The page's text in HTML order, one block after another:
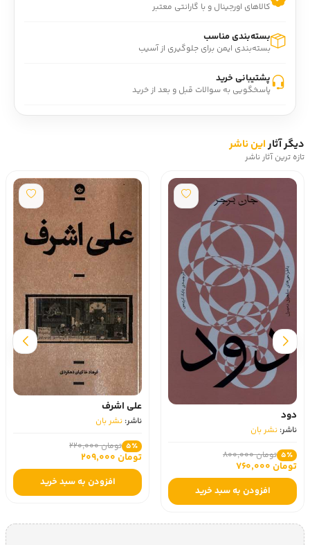
رمان نامه‌ي سرمدي با همکاري نشر آگاه و نشرِ بان منتشر شده
منتقد ادبي ايراني.
رتبه گودريدز: 3 از 5.
کالاهای اورجینال و با گارانتی معتبر
بسته‌بندی مناسب
بسته‌بندی ایمن برای جلوگیری از آسیب
پشتیبانی خرید
پاسخگویی به سوالات قبل و بعد از خرید
دیگر آثاراین ناشر
تازه ترین آثار ناشر
دود
ناشر: نشر بان
5٪ تومان 800,000
تومان 760,000
افزودن به سبد خرید
علی اشرف
ناشر: نشر بان
5٪ تومان 220,000
تومان 209,000
افزودن به سبد خرید